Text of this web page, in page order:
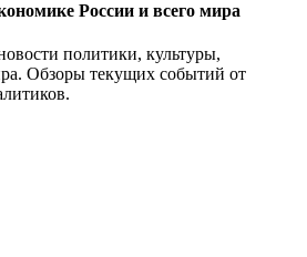
России и всего мира
политики, культуры,
Обзоры текущих событий от